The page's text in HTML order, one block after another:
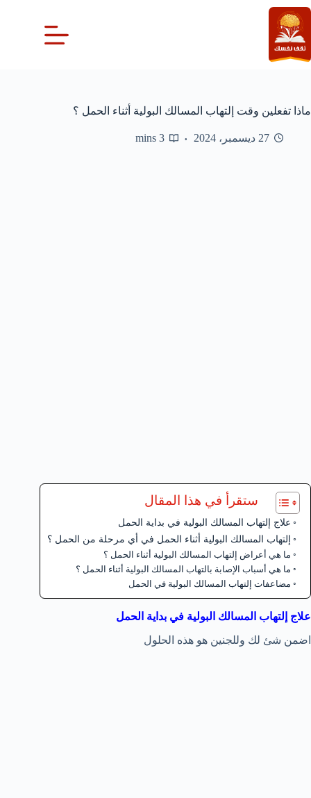
التجاوز
إلى
المحتوى
ماذا تفعلين وقت إلتهاب المسالك البولية أثناء الحمل ؟
27 ديسمبر، 2024 3 mins
ستقرأ في هذا المقال
علاج إلتهاب المسالك البولية في بداية الحمل
إلتهاب المسالك البولية أثناء الحمل في أي مرحلة من الحمل ؟
ما هي أعراض إلتهاب المسالك البولية أثناء الحمل ؟
ما هي أسباب الإصابة بالتهاب المسالك البولية أثناء الحمل ؟
مضاعفات إلتهاب المسالك البولية في الحمل
علاج إلتهاب المسالك البولية في بداية الحمل
اضمن شئ لك وللجنين هو هذه الحلول